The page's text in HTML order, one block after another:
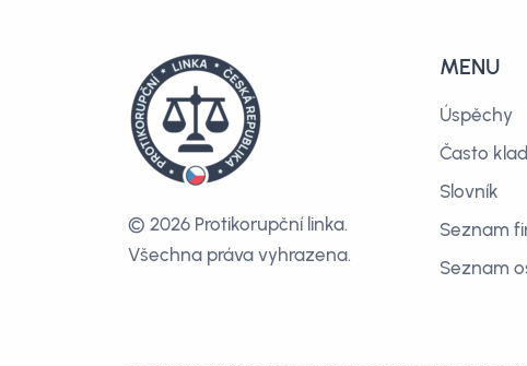
© 2026 Protikorupční linka.
Všechna práva vyhrazena.
MENU
Úspěchy
Často
Slovník
Seznam
Seznam